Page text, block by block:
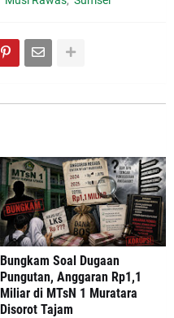
Bungkam Soal Dugaan
Pungutan, Anggaran Rp1,1
Miliar di MTsN 1 Muratara
Disorot Tajam